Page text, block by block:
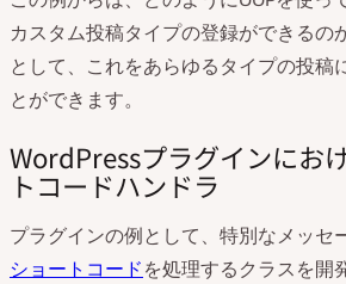
カスタム投稿タイプの登録ができるの
として、これをあらゆるタイプの投稿
とができます。
WordPressプラグインにお
トコードハンドラ
プラグインの例として、特別なメッセ
ショートコードを処理するクラスを開